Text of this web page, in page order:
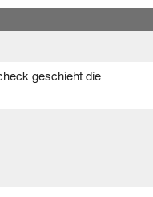
geschieht die